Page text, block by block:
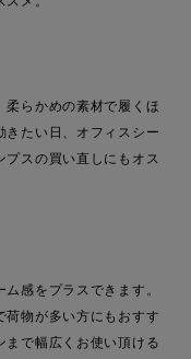
柔らかめの素材で履くほ
きたい日、オフィスシー
スの買い直しにもオス
感をプラスできます。
荷物が多い方にもおすす
まで幅広くお使い頂ける